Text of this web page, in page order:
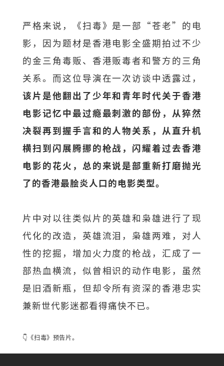
严格来说，《扫毒》是一部“苍老”的电
影，因为题材是香港电影全盛期拍过不少
的金三角毒贩、香港贩毒者和警方的三角
关系。而这位导演在一次访谈中透露过，
该片是他翻出了少年和青年时代关于香港
电影记忆中最过瘾最刺激的部份，从猝然
决裂再到握手言和的人物关系，从直升机
横扫到闪展腾挪的枪战，闪耀着过去香港
电影的花火，总的来说是部重新打磨抛光
了的香港最脍炎人口的电影类型。
片中对以往类似片的英雄和枭雄进行了现
代化的改造，英雄流泪，枭雄两难，对人
性的挖掘，增加火力度的枪战，汇成了一
部热血横流，似曾相识的动作电影，虽然
是旧酒新瓶，但却令所有资深的香港忠实
兼新世代影迷都看得痛快不已。
👇《扫毒》预告片。